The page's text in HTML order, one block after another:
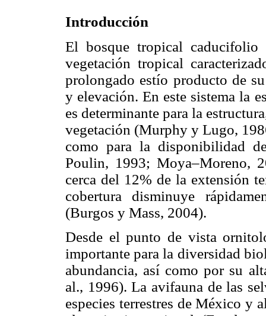
Introducción
El bosque tropical
vegetación tropical
prolongado estío producto de
y elevación. En este sistema la
es determinante para la
vegetación (Murphy y Lugo,
como para la disponibilidad
Poulin, 1993; Moya–Moreno,
cerca del 12% de la extensión
cobertura disminuye
(Burgos y Mass, 2004).
Desde el punto de vista
importante para la diversidad
abundancia, así como por su
al., 1996). La avifauna de las
especies terrestres de México y